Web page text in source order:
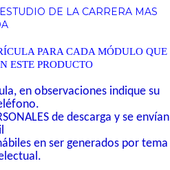
DE LA CARRERA MAS
PARA CADA MÓDULO QUE
ESTE PRODUCTO
en observaciones indique su
de descarga y se envían
en ser generados por tema